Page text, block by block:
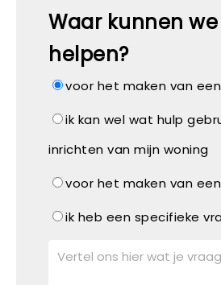
Waar kunnen we
helpen?
voor het maken van
ik kan wel wat hulp
inrichten van mijn woning
voor het maken van
ik heb een specifieke